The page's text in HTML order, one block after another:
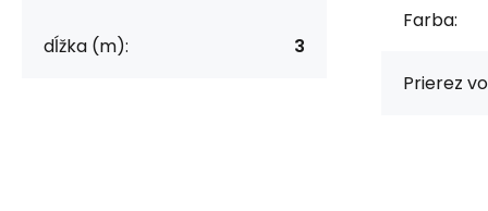
dĺžka (m): 3
Farba:
Prierez